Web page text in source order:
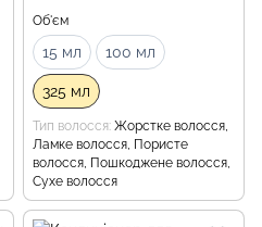
Об'єм
15 мл 100 мл
325 мл
Тип волосся Жорстке волосся,
Ламке волосся, Пористе
волосся, Пошкоджене волосся,
Сухе волосся